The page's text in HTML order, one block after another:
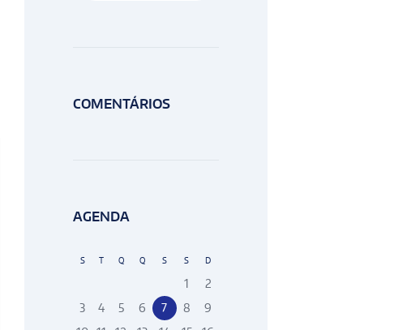
COMENTÁRIOS
AGENDA
S T Q Q S S D
1
2
3
4 5 6 7 8
9